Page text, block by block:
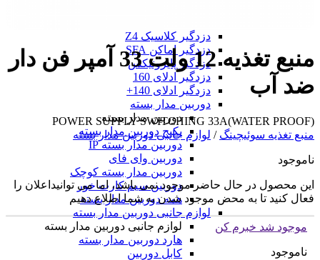
دزدگیر کلاسیک Z4
دزدگیر اماکن SFA
دزدگیر پایرونیکس
دزدگیر ادلای 160
دزدگیر ادلای 140+
دوربین مدار بسته
دوربین مدار بسته
پکیج دوربین مدار بسته
دوربین مدار بسته IP
دوربین وای فای
دوربین مدار بسته کوچک
دوربین سیم کارت خور
همه دوربین مدار بسته
لوازم جانبی دوربین مدار بسته
لوازم جانبی دوربین مدار بسته
هارد دوربین مدار بسته
کابل دوربین
منبع تغذیه 12 ولت 33 آمپر فن دار
ضد آب
POWER SUPPLY SWITCHING 33A(WATER PROOF)
منبع تغذیه سوئیچینگ / لوازم جانبی دوربین مدار بسته
ناموجود
این محصول در حال حاضر موجود نمی باشد، اما می توانیداعلان را
فعال کنید تا به محض موجود شدن به شما اطلاع دهیم
موجود شد خبرم کن
ناموجود